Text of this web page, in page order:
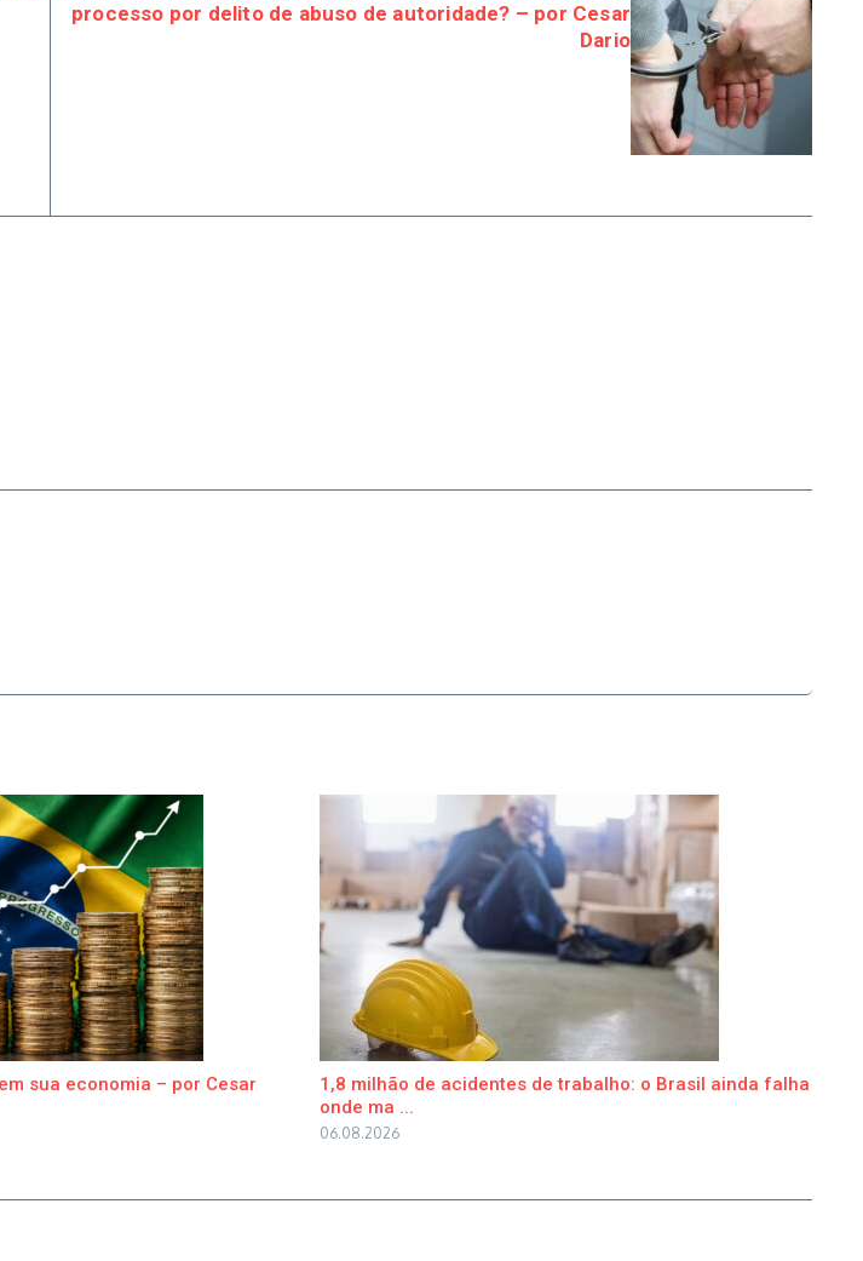
processo por delito de abuso de autoridade? – por Cesar
Dario
sua economia – por Cesar
1,8 milhão de acidentes de trabalho: o Brasil ainda falha
onde ma ...
06.08.2026